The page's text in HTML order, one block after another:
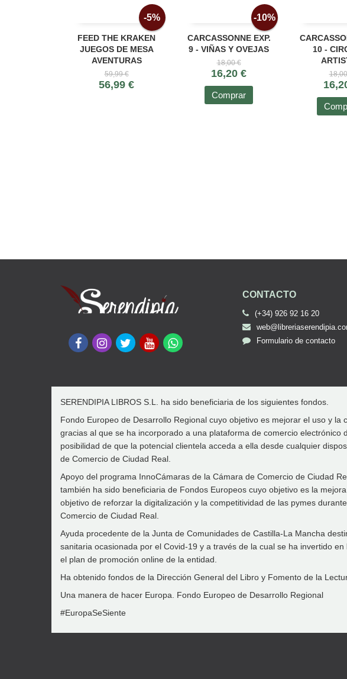
-5%
FEED THE KRAKEN
JUEGOS DE MESA
AVENTURAS
59,99 €
56,99 €
-10%
CARCASSONNE EXP.
9 - VIÑAS Y OVEJAS
18,00 €
16,20 €
Comprar
10 -
CONTACTO
(+34) 926 92 16 20
Formulario de contacto
SERENDIPIA LIBROS S.L. ha sido beneficiaria de los siguientes fondos.
Fondo Europeo de Desarrollo Regional cuyo objetivo es mejorar el uso y
gracias al que se ha incorporado a una plataforma de comercio
posibilidad de que la potencial clientela acceda a ella desde cualquier
de Comercio de Ciudad Real.
Apoyo del programa InnoCámaras de la Cámara de Comercio de Ciudad
también ha sido beneficiaria de Fondos Europeos cuyo objetivo es la
objetivo de reforzar la digitalización y la competitividad de las pymes
Comercio de Ciudad Real.
Ayuda procedente de la Junta de Comunidades de Castilla-La Mancha
sanitaria ocasionada por el Covid-19 y a través de la cual se ha invertido
el plan de promoción online de la entidad.
Ha obtenido fondos de la Dirección General del Libro y Fomento de la
Una manera de hacer Europa. Fondo Europeo de Desarrollo Regional
#EuropaSeSiente